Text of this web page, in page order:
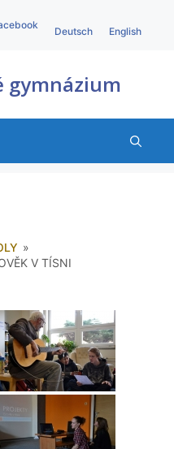
Deutsch English
gymnázium
»
V TÍSNI